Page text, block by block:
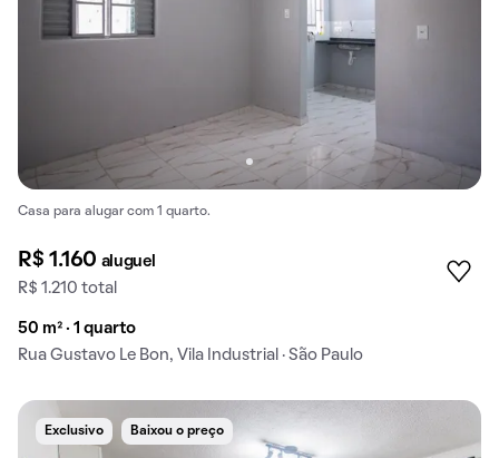
Casa para alugar com 1 quarto.
R$ 1.160 aluguel
R$ 1.210 total
50 m² · 1 quarto
Rua Gustavo Le Bon, Vila Industrial · São Paulo
Exclusivo Baixou o preço